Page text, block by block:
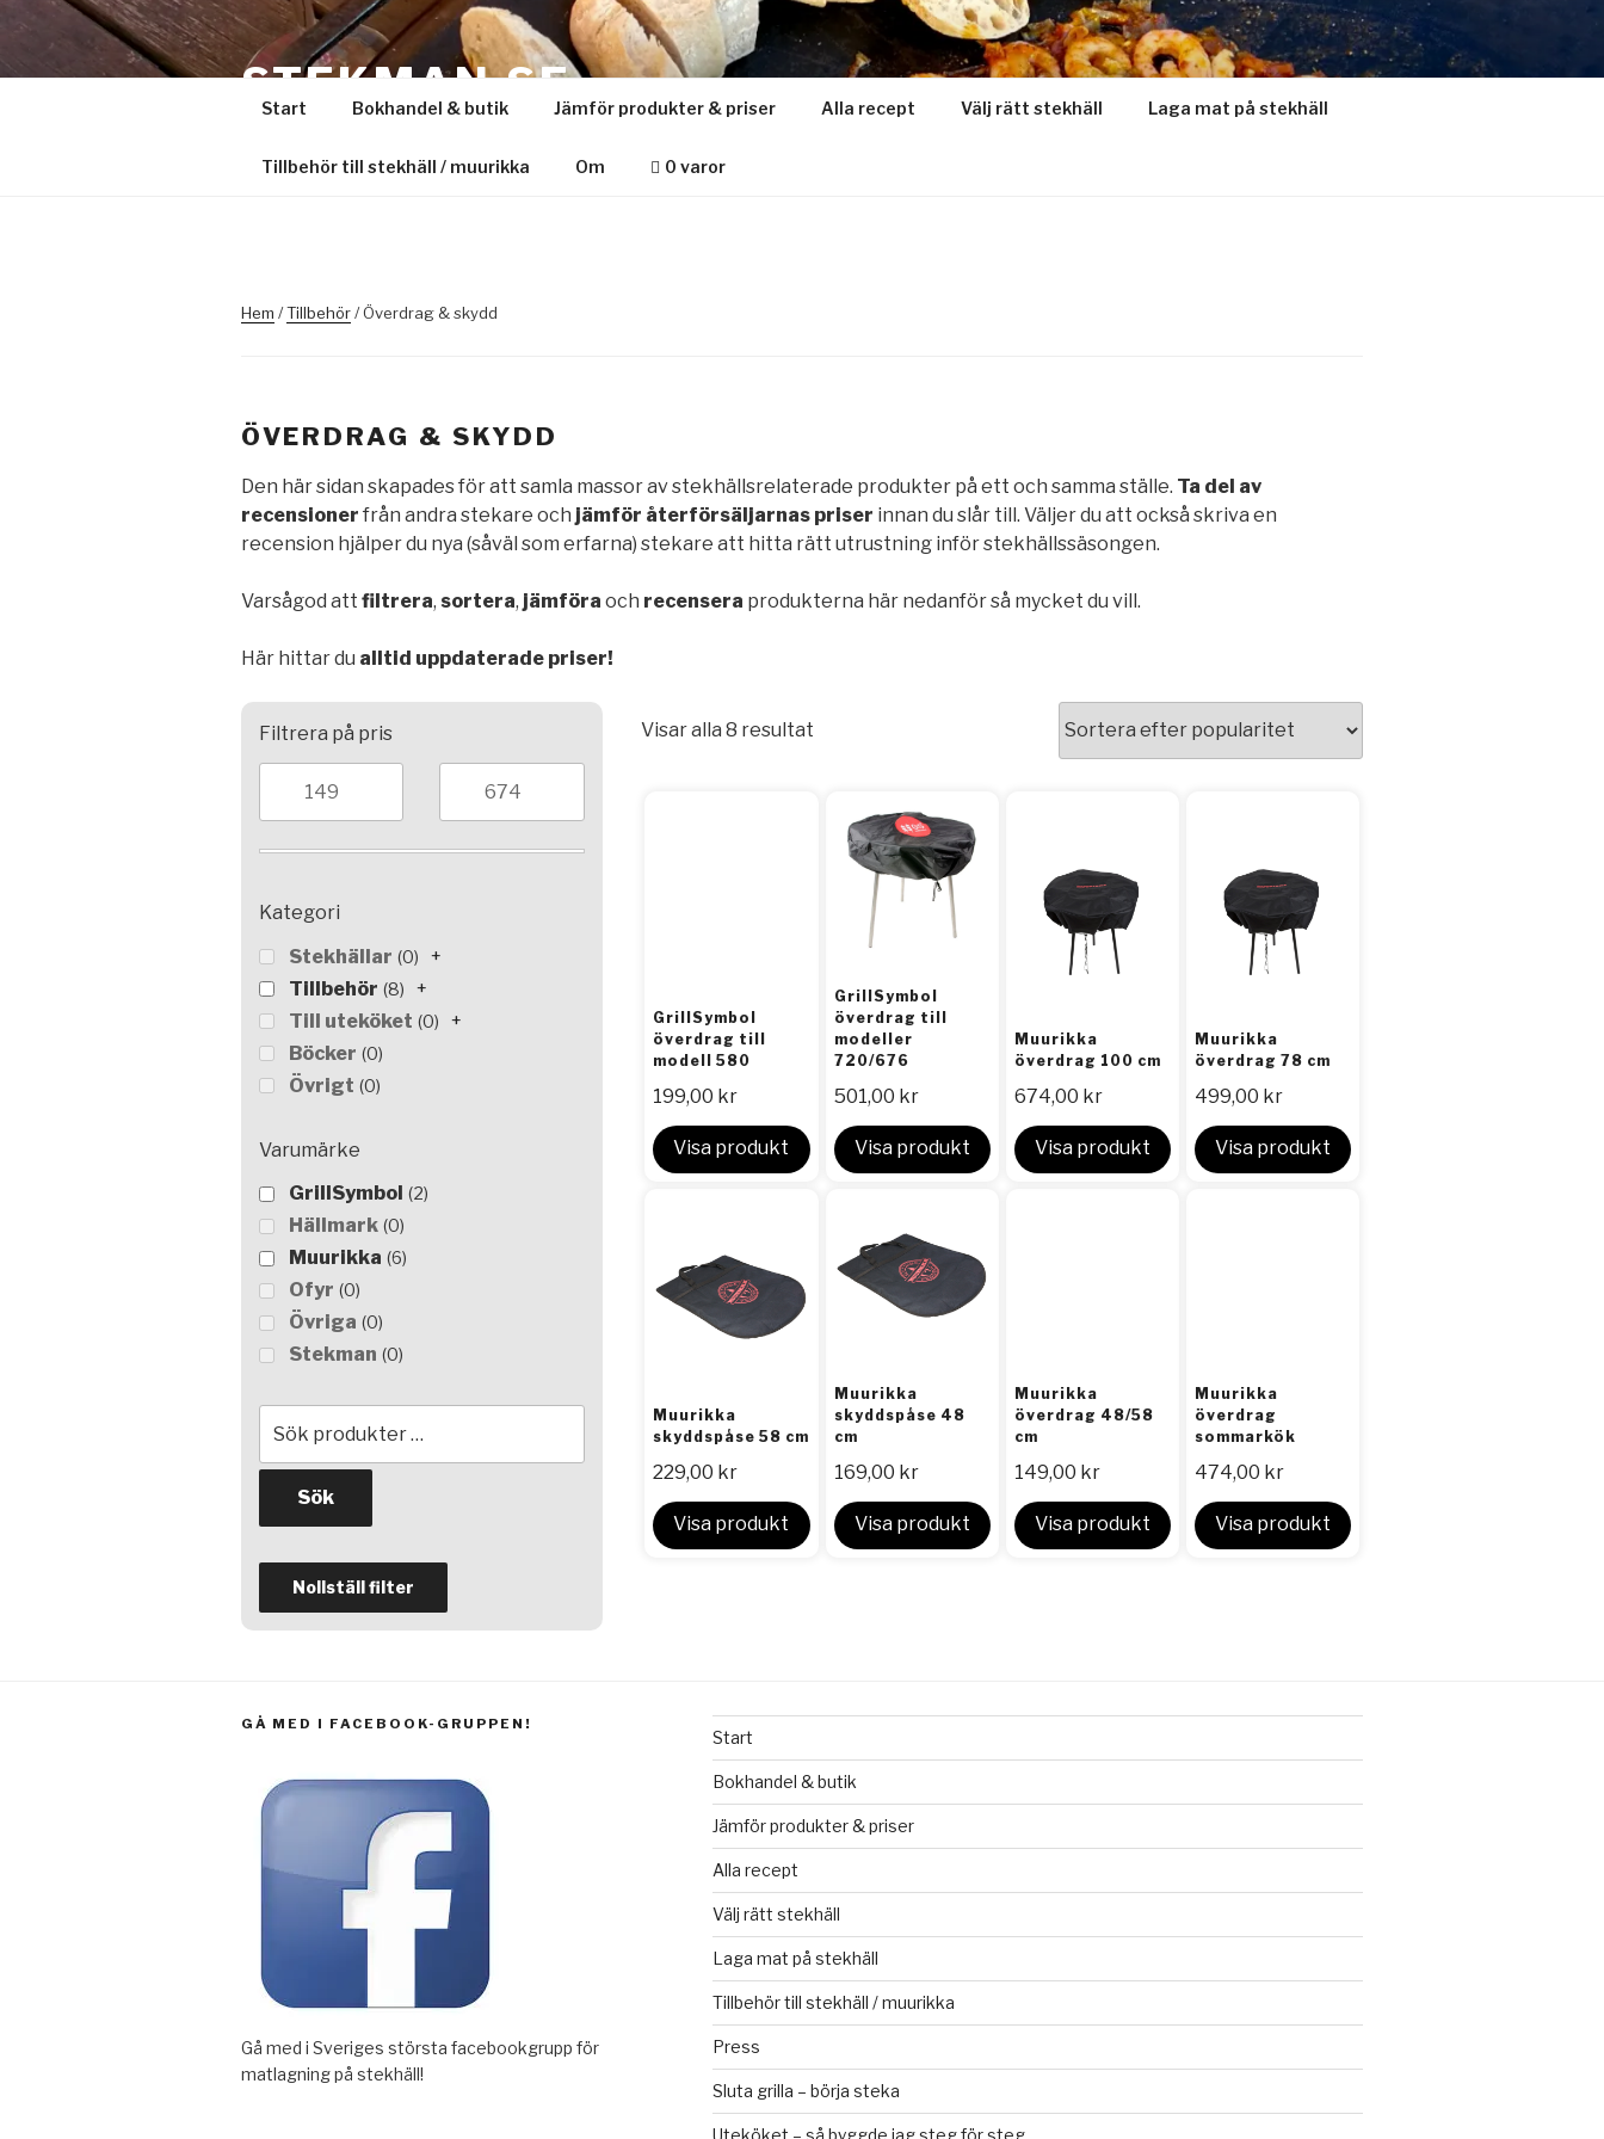
Hoppa
innehåll
STEKMAN.SE
Sveriges största oberoende sajt om stekhäll & muurikka
Start Bokhandel & butik Jämför produkter & priser Alla recept Välj rätt stekhäll Laga mat på stekhäll
Tillbehör till stekhäll / muurikka Om 0 varor
Hem /Tillbehör/ Överdrag & skydd
ÖVERDRAG & SKYDD
Den här sidan skapades för att samla massor av stekhällsrelaterade produkter på ett och samma ställe. Ta del av
recensioner från andra stekare och jämför återförsäljarnas priser innan du slår till. Väljer du att också skriva en
recension hjälper du nya (såväl som erfarna) stekare att hitta rätt utrustning inför stekhällssäsongen.
Varsågod att filtrera, sortera, jämföra och recensera produkterna här nedanför så mycket du vill.
Här hittar du alltid uppdaterade priser!
Filtrera på pris
Kategori
Stekhällar
+
0
Tillbehör +
8
Till uteköket +
0
Böcker 0
Övrigt 0
Varumärke
GrillSymbol
2
Hällmark 0
Muurikka 6
Ofyr 0
Övriga 0
Stekman 0
efter:
Sök
Visar alla 8 resultat
GrillSymbol
överdrag till
modell 580
199,00 kr
Visa produkt
GrillSymbol
överdrag till
modeller
720/676
501,00 kr
Visa produkt
Muurikka
överdrag 100 cm
674,00 kr
Visa produkt
Muurikka
överdrag 78 cm
499,00 kr
Visa produkt
Muurikka
skyddspåse 58 cm
229,00 kr
Visa produkt
Muurikka
skyddspåse 48
cm
169,00 kr
Visa produkt
Muurikka
överdrag 48/58
cm
149,00 kr
Visa produkt
Muurikka
överdrag
sommarkök
474,00 kr
Visa produkt
GÅ MED I FACEBOOK-GRUPPEN!
Gå med i Sveriges största facebookgrupp för
matlagning på stekhäll!
Start
Bokhandel & butik
Jämför produkter & priser
Alla recept
Välj rätt stekhäll
Laga mat på stekhäll
Tillbehör till stekhäll / muurikka
Press
Sluta grilla – börja steka
Uteköket – så byggde jag steg för steg